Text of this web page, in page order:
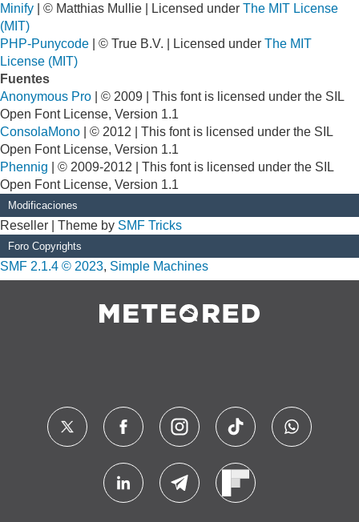
Minify | © Matthias Mullie | Licensed under The MIT License
(MIT)
PHP-Punycode | © True B.V. | Licensed under The MIT
License (MIT)
Fuentes
Anonymous Pro | © 2009 | This font is licensed under the SIL
Open Font License, Version 1.1
ConsolaMono | © 2012 | This font is licensed under the SIL
Open Font License, Version 1.1
Phennig | © 2009-2012 | This font is licensed under the SIL
Open Font License, Version 1.1
Modificaciones
Reseller | Theme by SMF Tricks
Foro Copyrights
SMF 2.1.4 © 2023, Simple Machines